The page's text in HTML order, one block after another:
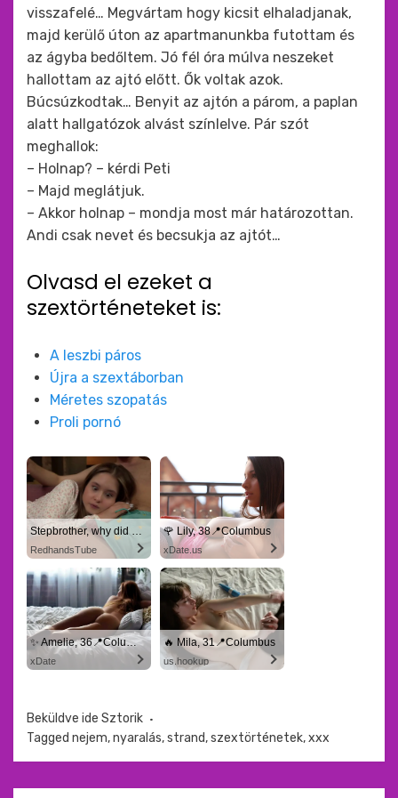
visszafelé… Megvártam hogy kicsit elhaladjanak,
majd kerülő úton az apartmanunkba futottam és
az ágyba bedőltem. Jó fél óra múlva neszeket
hallottam az ajtó előtt. Ők voltak azok.
Búcsúzkodtak… Benyit az ajtón a párom, a paplan
alatt hallgatózok alvást színlelve. Pár szót
meghallok:
– Holnap? – kérdi Peti
– Majd meglátjuk.
– Akkor holnap – mondja most már határozottan.
Andi csak nevet és becsukja az ajtót…
Olvasd el ezeket a
szextörténeteket is:
A leszbi páros
Újra a szextáborban
Méretes szopatás
Proli pornó
Stepbrother, why did you show me your dick? Now I want to fuck you with my wet pussy
RedhandsTube
🌹 Lily, 38📍Columbus
xDate.us
✨ Amelie, 36📍Columbus
xDate
🔥 Mila, 31📍Columbus
us.hookup
Beküldve ide Sztorik
Tagged nejem,nyaralás,strand,szextörténetek,xxx